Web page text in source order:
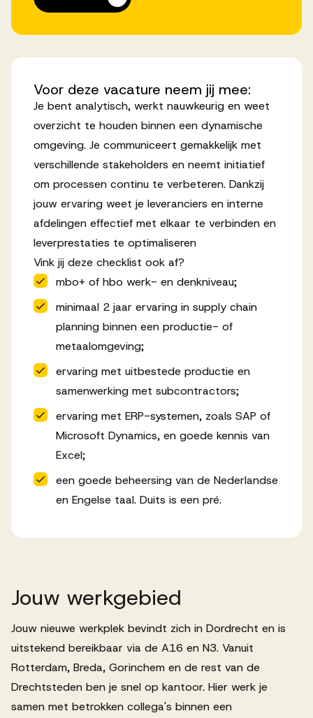
Voor deze vacature neem jij mee:
Je bent analytisch, werkt nauwkeurig en weet
overzicht te houden binnen een dynamische
omgeving. Je communiceert gemakkelijk met
verschillende stakeholders en neemt initiatief
om processen continu te verbeteren. Dankzij
jouw ervaring weet je leveranciers en interne
afdelingen effectief met elkaar te verbinden en
leverprestaties te optimaliseren
Vink jij deze checklist ook af?
mbo+ of hbo werk- en denkniveau;
minimaal 2 jaar ervaring in supply chain
planning binnen een productie- of
metaalomgeving;
ervaring met uitbestede productie en
samenwerking met subcontractors;
ervaring met ERP-systemen, zoals SAP of
Microsoft Dynamics, en goede kennis van
Excel;
een goede beheersing van de Nederlandse
en Engelse taal. Duits is een pré.
Jouw werkgebied
Jouw nieuwe werkplek bevindt zich in Dordrecht en is
uitstekend bereikbaar via de A16 en N3. Vanuit
Rotterdam, Breda, Gorinchem en de rest van de
Drechtsteden ben je snel op kantoor. Hier werk je
samen met betrokken collega's binnen een